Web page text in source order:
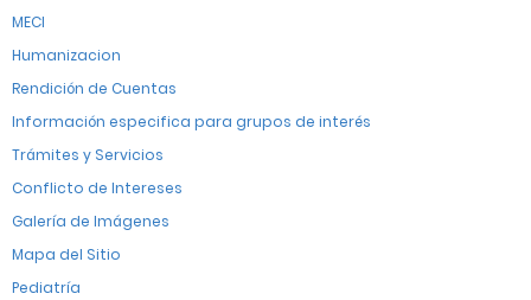
MECI
Humanizacion
Rendición de Cuentas
Información especifica para grupos de interés
Trámites y Servicios
Conflicto de Intereses
Galería de Imágenes
Mapa del Sitio
Pediatría